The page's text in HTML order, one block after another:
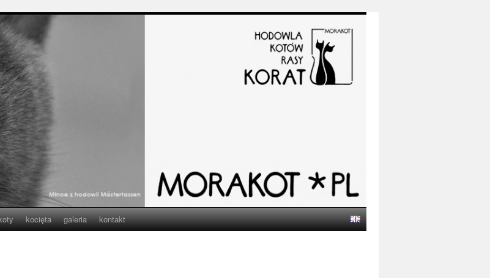
kocięta galeria kontakt